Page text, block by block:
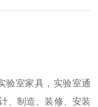
室家具，实验室通
、制造、装修、安装